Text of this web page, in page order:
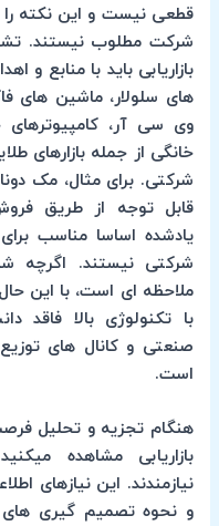
قطعی نیست و این نکته را
شرکت مطلوب نیستند.
بازاریابی باید با منابع
های سلولار، ماشین های
وی سی آر،
خانگی از جمله بازارهای
شرکتی. برای مثال، مک
قابل توجه از طریق
یادشده اساسا مناسب
شرکتی نیستند. اگرچه
ملاحظه ای است، با این
با تکنولوژی بالا فاقد
صنعتی و کانال های
است.
هنگام تجزیه و تحلیل
بازاریابی مشاهده
نیازمندند. این نیازهای
و نحوه تصمیم گیری های